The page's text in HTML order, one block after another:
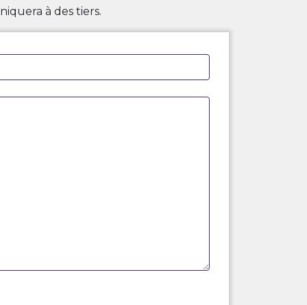
à des tiers.